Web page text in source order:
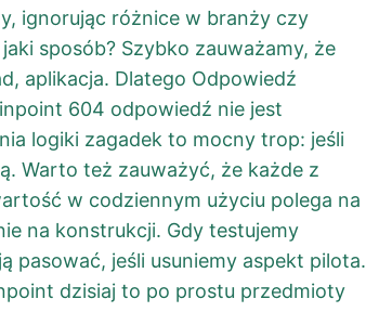
ignorując różnice w branży czy
sposób? Szybko zauważamy, że
aplikacja. Dlatego Odpowiedź
604 odpowiedź nie jest
logiki zagadek to mocny trop: jeśli
Warto też zauważyć, że każde z
w codziennym użyciu polega na
na konstrukcji. Gdy testujemy
pasować, jeśli usuniemy aspekt pilota.
dzisiaj to po prostu przedmioty